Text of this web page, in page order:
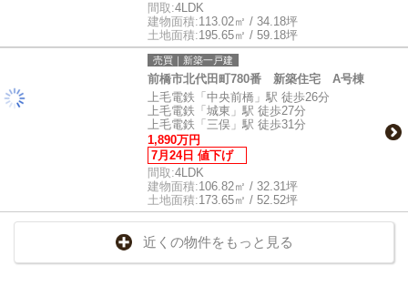
間取:4LDK
建物面積:113.02㎡ / 34.18坪
土地面積:195.65㎡ / 59.18坪
売買｜新築一戸建
前橋市北代田町780番 新築住宅 A号棟
上毛電鉄「中央前橋」駅 徒歩26分
上毛電鉄「城東」駅 徒歩27分
上毛電鉄「三俣」駅 徒歩31分
1,890万円
7月24日 値下げ
間取:4LDK
建物面積:106.82㎡ / 32.31坪
土地面積:173.65㎡ / 52.52坪
近くの物件をもっと見る